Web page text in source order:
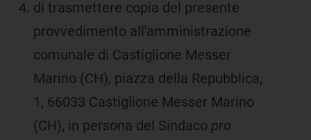
di trasmettere copia del presente
provvedimento all'amministrazione
comunale di Castiglione Messer
Marino (CH), piazza della Repubblica,
1, 66033 Castiglione Messer Marino
(CH), in persona del Sindaco pro